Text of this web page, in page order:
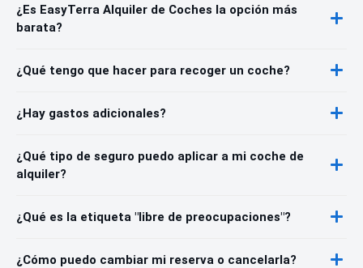
¿Es EasyTerra Alquiler de Coches la opción más
barata?
¿Qué tengo que hacer para recoger un coche?
¿Hay gastos adicionales?
¿Qué tipo de seguro puedo aplicar a mi coche de
alquiler?
¿Qué es la etiqueta "libre de preocupaciones"?
¿Cómo puedo cambiar mi reserva o cancelarla?